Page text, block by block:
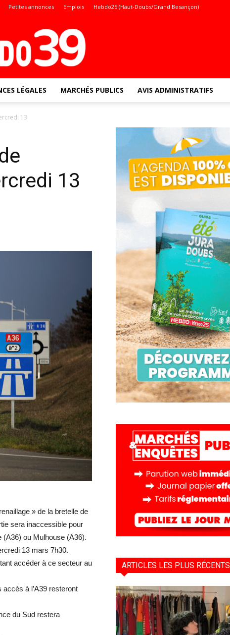
Petites annonces Emplois Hebdo25 (Haut-Doubs/Grand Besançon)
locale
–
LÉGALES MARCHÉS PUBLICS AVIS ADMINISTRATIFS
13
13
» de la bretelle de
sera inaccessible pour
(A36) ou Mulhouse (A36).
13 mars 7h30.
accéder à ce secteur au
à l’A39 resteront
du Sud restera
ARTICLES LES PLUS RÉCENTS